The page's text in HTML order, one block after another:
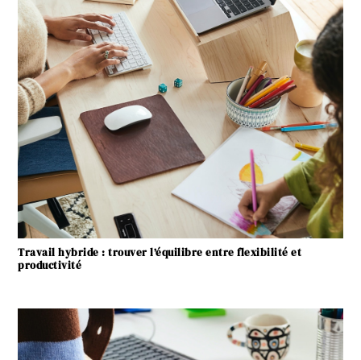
Travail hybride : trouver l’équilibre entre flexibilité et
productivité